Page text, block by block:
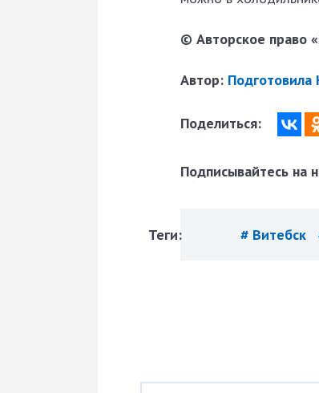
© Авторское право
Автор:
Поделиться:
Подписывайтесь на
Теги: # Витебск